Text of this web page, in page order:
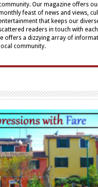
Our magazine offers
feast of news and views,
that keeps our
readers in touch with
offers a dizzying array of
community.